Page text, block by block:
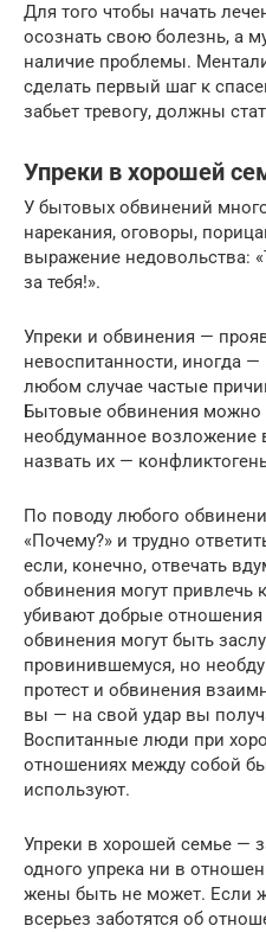
Для того чтобы начать
осознать свою болезнь, а
наличие проблемы.
сделать первый шаг к
забьет тревогу, должны
Упреки в хорошей
У бытовых обвинений
нарекания, оговоры,
выражение недовольства:
за тебя!».
Упреки и обвинения —
невоспитанности, иногда
любом случае частые
Бытовые обвинения можно
необдуманное возложение
назвать их —
По поводу любого
«Почему?» и трудно
если, конечно, отвечать
обвинения могут
убивают добрые
обвинения могут быть
провинившемуся, но
протест и обвинения
вы — на свой удар вы
Воспитанные люди при
отношениях между собой
используют.
Упреки в хорошей семье —
одного упрека ни в
жены быть не может. Если
всерьез заботятся об